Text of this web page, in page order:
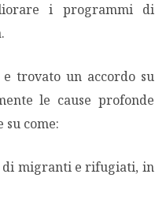
i programmi di
trovato un accordo su
le cause profonde
come:
di migranti e rifugiati, in